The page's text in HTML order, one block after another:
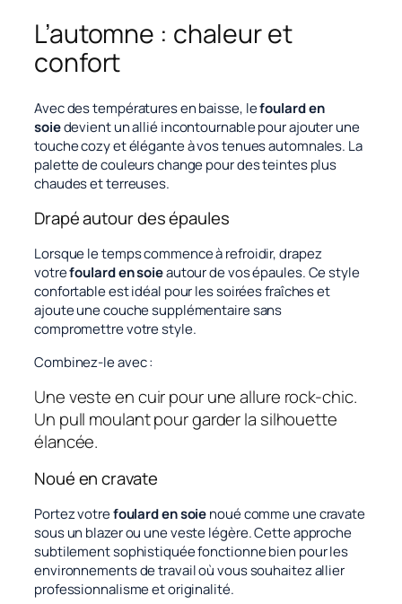
L’automne : chaleur et
confort
Avec des températures en baisse, lefoulard en
soiedevient un allié incontournable pour ajouter une
touche cozy et élégante à vos tenues automnales. La
palette de couleurs change pour des teintes plus
chaudes et terreuses.
Drapé autour des épaules
Lorsque le temps commence à refroidir, drapez
votrefoulard en soieautour de vos épaules. Ce style
confortable est idéal pour les soirées fraîches et
ajoute une couche supplémentaire sans
compromettre votre style.
Combinez-le avec :
Une veste en cuir pour une allure rock-chic.
Un pull moulant pour garder la silhouette
élancée.
Noué en cravate
Portez votrefoulard en soienoué comme une cravate
sous un blazer ou une veste légère. Cette approche
subtilement sophistiquée fonctionne bien pour les
environnements de travail où vous souhaitez allier
professionnalisme et originalité.